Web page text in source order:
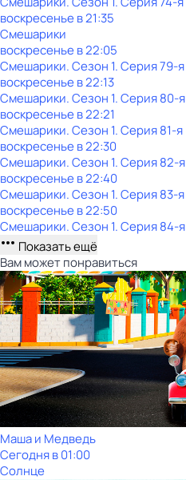
воскресенье в21:35
Смешарики
воскресенье в22:05
Смешарики. Сезон 1. Серия 79-я
воскресенье в22:13
Смешарики. Сезон 1. Серия 80-я
воскресенье в22:21
Смешарики. Сезон 1. Серия 81-я
воскресенье в22:30
Смешарики. Сезон 1. Серия 82-я
воскресенье в22:40
Смешарики. Сезон 1. Серия 83-я
воскресенье в22:50
Смешарики. Сезон 1. Серия 84-я
Показать ещё
Вам может понравиться
Маша и Медведь
Сегодня в 01:00
Солнце